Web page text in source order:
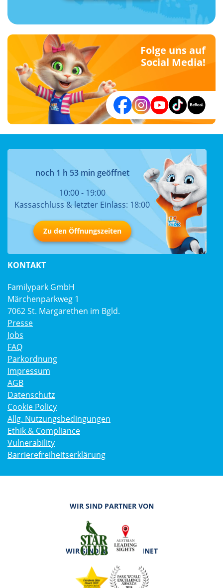
Folge uns auf
Social Media!
noch 1 h 53 min geöffnet
10:00 - 19:00
Kassaschluss & letzter Einlass: 18:00
Zu den Öffnungszeiten
KONTAKT
Familypark GmbH
Märchenparkweg 1
7062 St. Margarethen im Bgld.
Presse
Jobs
FAQ
Parkordnung
Impressum
AGB
Datenschutz
Cookie Policy
Allg. Nutzungsbedingungen
Ethik & Compliance
Vulnerability
Barrierefreiheitserklärung
WIR SIND PARTNER VON
WIR SIND AUSGEZEICHNET